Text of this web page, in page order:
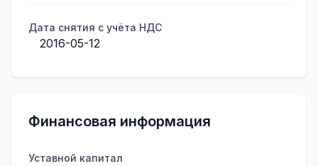
Дата снятия с учёта НДС
2016-05-12
Финансовая информация
Уставной капитал